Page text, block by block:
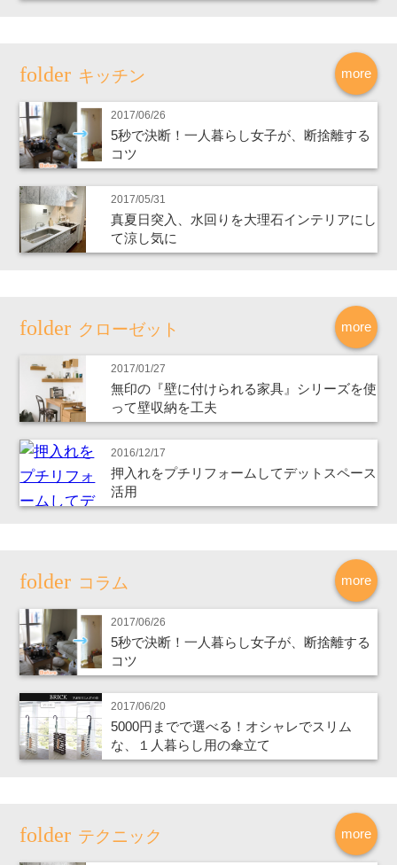
more
キッチン
2017/06/26
5秒で決断！一人暮らし女子が、断捨離する
コツ
2017/05/31
真夏日突入、水回りを大理石インテリアにし
て涼し気に
more
クローゼット
2017/01/27
無印の『壁に付けられる家具』シリーズを使
って壁収納を工夫
2016/12/17
押入れをプチリフォームしてデットスペース
活用
more
コラム
2017/06/26
5秒で決断！一人暮らし女子が、断捨離する
コツ
2017/06/20
5000円までで選べる！オシャレでスリム
な、１人暮らし用の傘立て
more
テクニック